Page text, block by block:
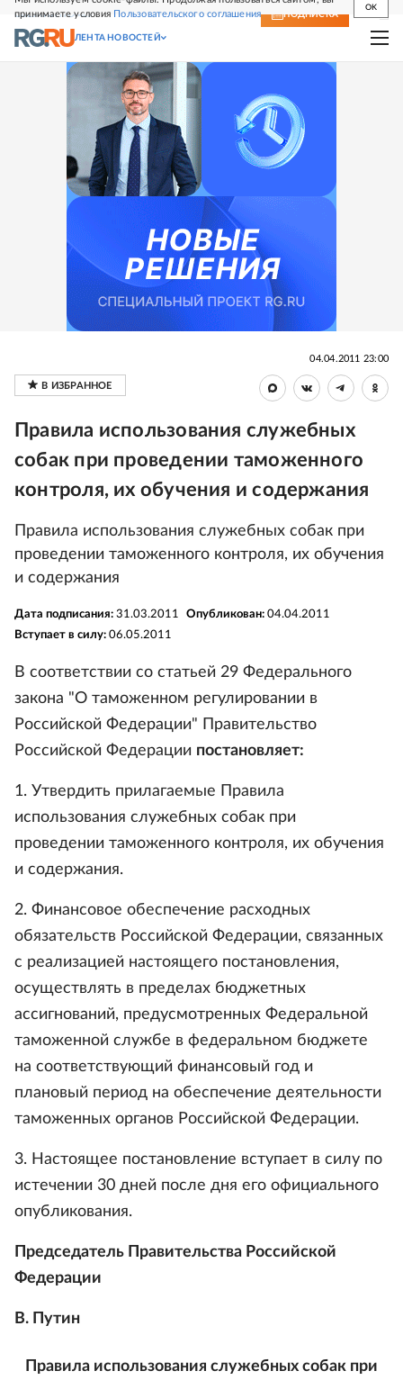
принимаете условия Пользовательского соглашения
OK
СВЕЖИЙ НОМЕР ПОДПИСКА
ЛЕНТА НОВОСТЕЙ
04.04.2011 23:00
Правила использования служебных
собак при проведении таможенного
контроля, их обучения и содержания
Правила использования служебных собак при
проведении таможенного контроля, их обучения
и содержания
Дата подписания: 31.03.2011 Опубликован: 04.04.2011
Вступает в силу: 06.05.2011
В соответствии со статьей 29 Федерального
закона "О таможенном регулировании в
Российской Федерации" Правительство
Российской Федерации постановляет:
1. Утвердить прилагаемые Правила
использования служебных собак при
проведении таможенного контроля, их обучения
и содержания.
2. Финансовое обеспечение расходных
обязательств Российской Федерации, связанных
с реализацией настоящего постановления,
осуществлять в пределах бюджетных
ассигнований, предусмотренных Федеральной
таможенной службе в федеральном бюджете
на соответствующий финансовый год и
плановый период на обеспечение деятельности
таможенных органов Российской Федерации.
3. Настоящее постановление вступает в силу по
истечении 30 дней после дня его официального
опубликования.
Председатель Правительства Российской
Федерации
В. Путин
Правила использования служебных собак при